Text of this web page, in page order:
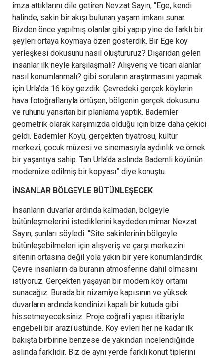
imza attıklarını dile getiren Nevzat Sayın, “Ege, kendi
halinde, sakin bir akışı bulunan yaşam imkanı sunar.
Bizden önce yapılmış olanlar gibi yapıp yine de farklı bir
şeyleri ortaya koymaya özen gösterdik. Bir Ege köy
yerleşkesi dokusunu nasıl oluştururuz? Dışarıdan gelen
insanlar ilk neyle karşılaşmalı? Alışveriş ve ticari alanlar
nasıl konumlanmalı? gibi soruların araştırmasını yapmak
için Urla’da 16 köy gezdik. Çevredeki gerçek köylerin
hava fotoğraflarıyla örtüşen, bölgenin gerçek dokusunu
ve ruhunu yansıtan bir planlama yaptık. Bademler
geometrik olarak karşımızda olduğu için bize daha çekici
geldi. Bademler Köyü, gerçekten tiyatrosu, kültür
merkezi, çocuk müzesi ve sinemasıyla aydınlık ve örnek
bir yaşantıya sahip. Tan Urla’da aslında Bademli köyünün
modernize edilmiş bir kopyası” diye konuştu.
İNSANLAR BÖLGEYLE BÜTÜNLEŞECEK
İnsanların duvarlar ardında kalmadan, bölgeyle
bütünleşmelerini istediklerini kaydeden mimar Nevzat
Sayın, şunları söyledi: “Site sakinlerinin bölgeyle
bütünleşebilmeleri için alışveriş ve çarşı merkezini
sitenin ortasına değil yola yakın bir yere konumlandırdık.
Çevre insanların da buranın atmosferine dahil olmasını
istiyoruz. Gerçekten yaşayan bir modern köy ortamı
sunacağız. Burada bir nizamiye kapısının ve yüksek
duvarların ardında kendinizi kapalı bir kutuda gibi
hissetmeyeceksiniz. Proje coğrafi yapısı itibariyle
engebeli bir arazi üstünde. Köy evleri her ne kadar ilk
bakışta birbirine benzese de yakından incelendiğinde
aslında farklıdır. Biz de aynı yerde farklı konut tiplerini